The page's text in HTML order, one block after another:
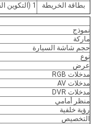
بطاقة الخريطة
1 (التكوين القياسي)
نموذج
ماركة
حجم شاشة السيارة
نوع
عرض
مدخلات RGB
مدخلات AV
مدخلات DVR
منظر أمامي
رؤية خلفية
التخصيص